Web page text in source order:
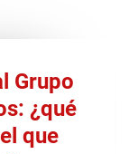
Grupo
¿qué
que